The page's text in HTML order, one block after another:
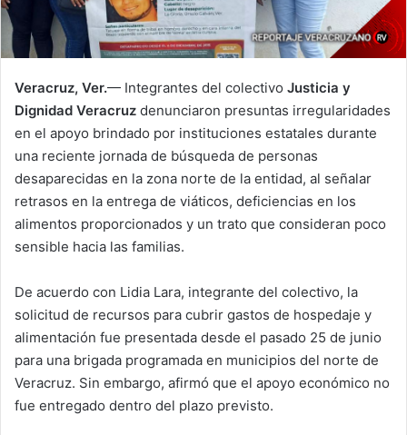
Veracruz, Ver.— Integrantes del colectivo Justicia y
Dignidad Veracruz denunciaron presuntas irregularidades
en el apoyo brindado por instituciones estatales durante
una reciente jornada de búsqueda de personas
desaparecidas en la zona norte de la entidad, al señalar
retrasos en la entrega de viáticos, deficiencias en los
alimentos proporcionados y un trato que consideran poco
sensible hacia las familias.
De acuerdo con Lidia Lara, integrante del colectivo, la
solicitud de recursos para cubrir gastos de hospedaje y
alimentación fue presentada desde el pasado 25 de junio
para una brigada programada en municipios del norte de
Veracruz. Sin embargo, afirmó que el apoyo económico no
fue entregado dentro del plazo previsto.